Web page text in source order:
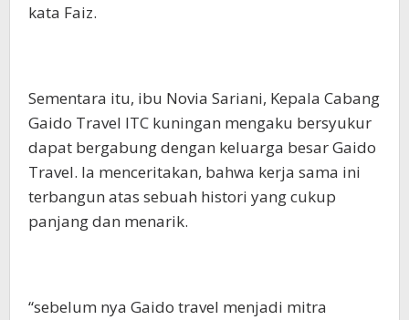
kata Faiz.
Sementara itu, ibu Novia Sariani, Kepala Cabang
Gaido Travel ITC kuningan mengaku bersyukur
dapat bergabung dengan keluarga besar Gaido
Travel. Ia menceritakan, bahwa kerja sama ini
terbangun atas sebuah histori yang cukup
panjang dan menarik.
“sebelum nya Gaido travel menjadi mitra